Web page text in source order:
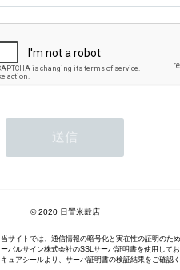
© 2020 日置米穀店
当サイトでは、通信情報の暗号化と実在性の証明のた
ーバルサイン株式会社のSSLサーバ証明書を使用して
キュアシールより、サーバ証明書の検証結果をご確認く